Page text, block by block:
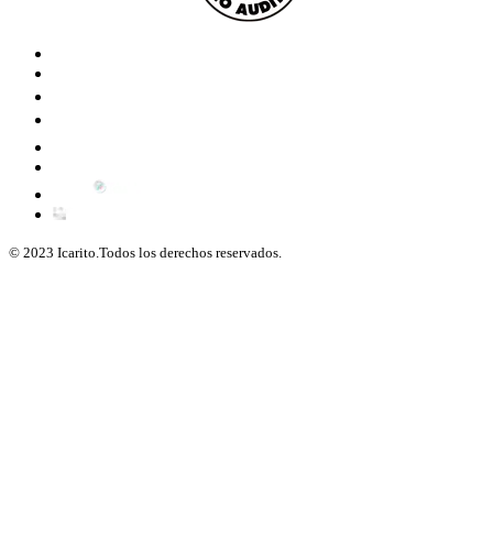
© 2023 Icarito.Todos los derechos reservados.